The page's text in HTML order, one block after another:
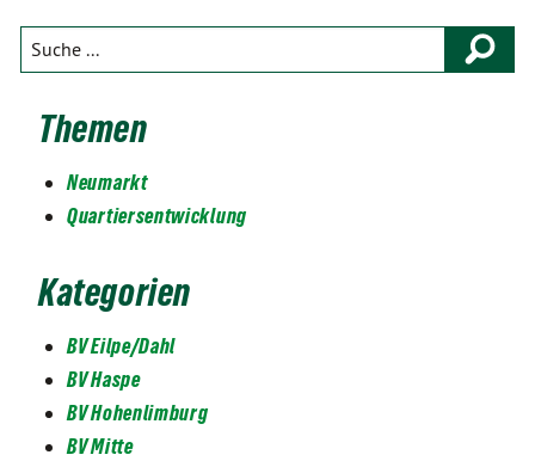
Themen
Neumarkt
Quartiersentwicklung
Kategorien
BV Eilpe/Dahl
BV Haspe
BV Hohenlimburg
BV Mitte